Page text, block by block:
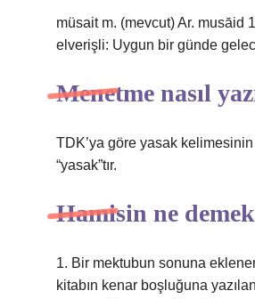
müsait m. (mevcut) Ar. musāid
elverişli: Uygun bir günde
Menetme nasıl
TDK’ya göre yasak kelimesinin
“yasak”tır.
Hamisin ne
1. Bir mektubun sonuna
kitabın kenar boşluğuna